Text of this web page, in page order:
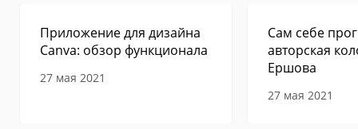
Приложение для дизайна
Canva: обзор функционала
27 мая 2021
Сам себе
авторская
Ершова
27 мая 2021